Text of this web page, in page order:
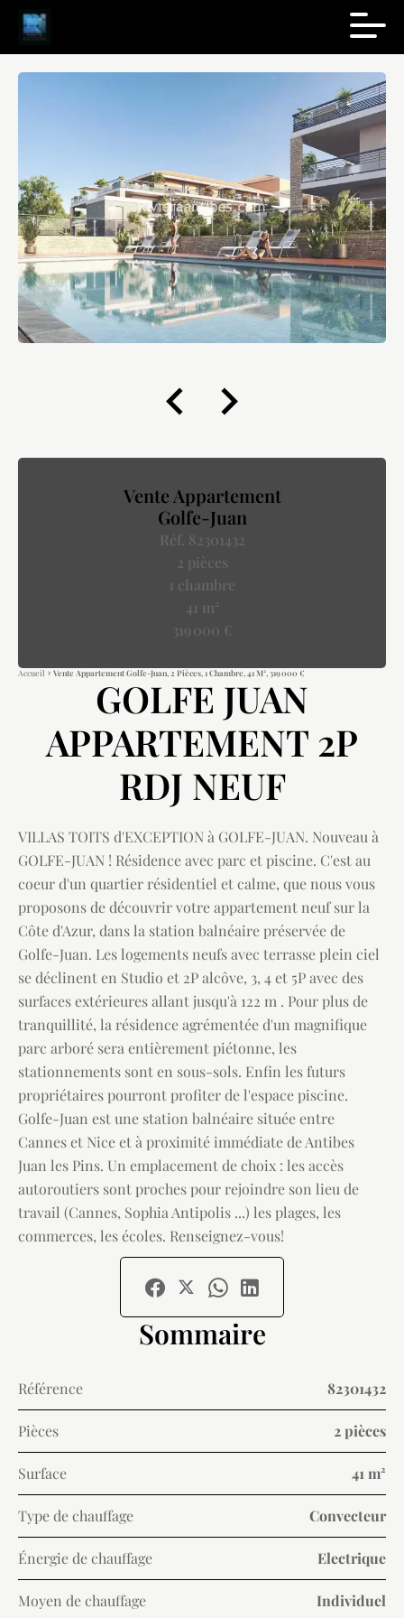
Vente Appartement
Golfe-Juan
Réf. 82301432
2 pièces
1 chambre
41 m²
319 000 €
Accueil Vente Appartement Golfe-Juan, 2 Pièces, 1 Chambre, 41 M², 319 000 €
GOLFE JUAN
APPARTEMENT 2P
RDJ NEUF
VILLAS TOITS d'EXCEPTION à GOLFE-JUAN. Nouveau à
GOLFE-JUAN ! Résidence avec parc et piscine. C'est au
coeur d'un quartier résidentiel et calme, que nous vous
proposons de découvrir votre appartement neuf sur la
Côte d'Azur, dans la station balnéaire préservée de
Golfe-Juan. Les logements neufs avec terrasse plein ciel
se déclinent en Studio et 2P alcôve, 3, 4 et 5P avec des
surfaces extérieures allant jusqu'à 122 m . Pour plus de
tranquillité, la résidence agrémentée d'un magnifique
parc arboré sera entièrement piétonne, les
stationnements sont en sous-sols. Enfin les futurs
propriétaires pourront profiter de l'espace piscine.
Golfe-Juan est une station balnéaire située entre
Cannes et Nice et à proximité immédiate de Antibes
Juan les Pins. Un emplacement de choix : les accès
autoroutiers sont proches pour rejoindre son lieu de
travail (Cannes, Sophia Antipolis ...) les plages, les
commerces, les écoles. Renseignez-vous!
Sommaire
Référence 82301432
Pièces 2 pièces
Surface 41 m²
Type de chauffage Convecteur
Énergie de chauffage Electrique
Moyen de chauffage Individuel